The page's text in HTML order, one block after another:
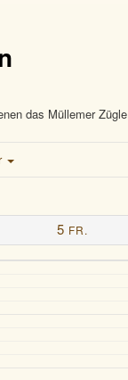
das Müllemer
5 FR.